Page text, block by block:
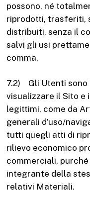
possono, né
riprodotti, trasferiti,
distribuiti, senza il
salvi gli usi
comma.
7.2) Gli Utenti sono
visualizzare il Sito e
legittimi, come da
generali d’uso/
tutti quegli atti di
rilievo economico
commerciali,
integrante della
relativi Materiali.